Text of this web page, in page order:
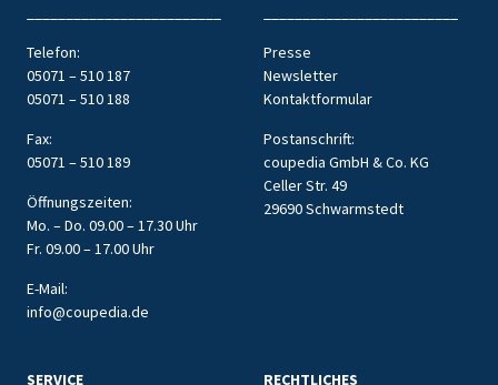
Telefon:
05071 – 510 187
05071 – 510 188
Fax:
05071 – 510 189
Öffnungszeiten:
Mo. – Do. 09.00 – 17.30 Uhr
Fr. 09.00 – 17.00 Uhr
E-Mail:
info@coupedia.de
Presse
Newsletter
Kontaktformular
Postanschrift:
coupedia GmbH & Co. KG
Celler Str. 49
29690 Schwarmstedt
SERVICE
RECHTLICHES